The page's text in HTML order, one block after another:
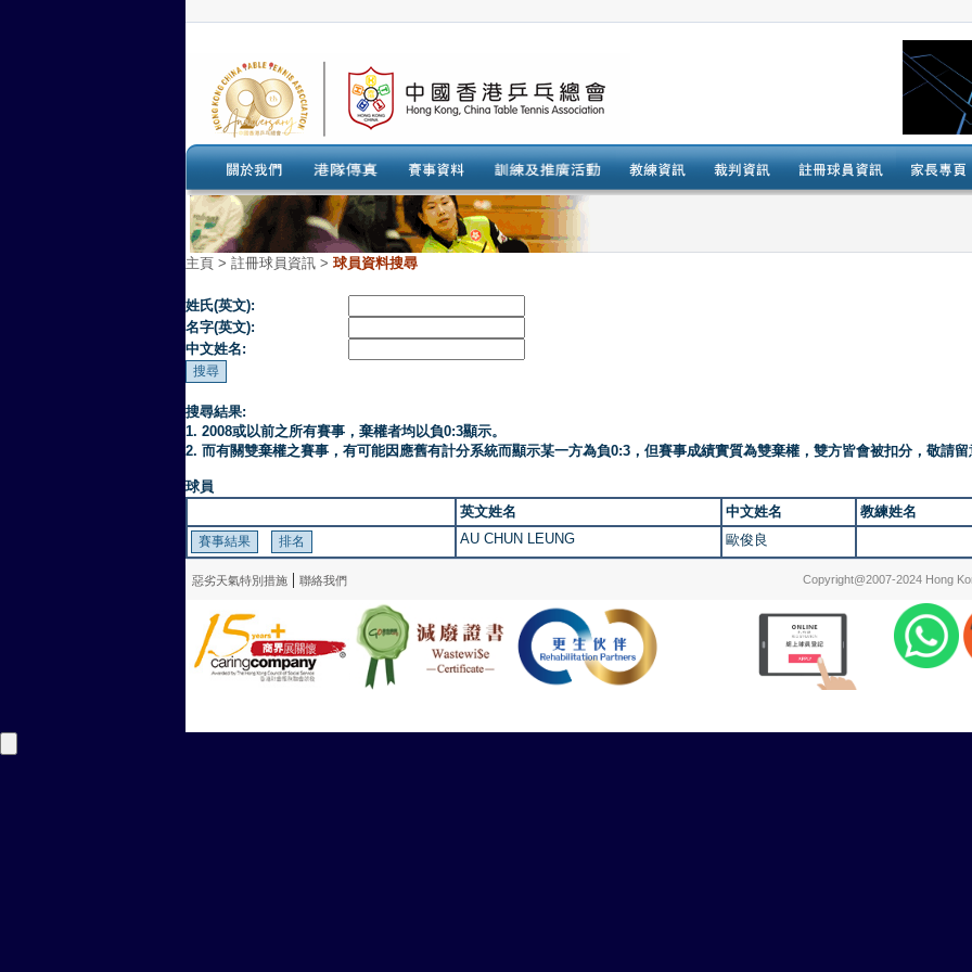
主頁 > 註冊球員資訊 > 球員資料搜尋
姓氏(英文):
名字(英文):
中文姓名:
搜尋結果:
1. 2008或以前之所有賽事，棄權者均以負0:3顯示。
2. 而有關雙棄權之賽事，有可能因應舊有計分系統而顯示某一方為負0:3，但賽事成績實質為雙棄權，雙方皆會被扣分，敬請留
球員
英文姓名
中文姓名
教練姓名
AU CHUN LEUNG
歐俊良